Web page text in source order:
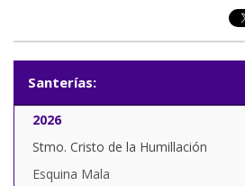
Santerías:
2026
Stmo. Cristo de la Humillación
Esquina Mala